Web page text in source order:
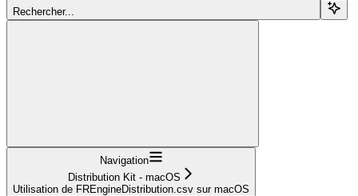
Rechercher...
Navigation
Distribution Kit - macOS
Utilisation de FREngineDistribution.csv sur macOS